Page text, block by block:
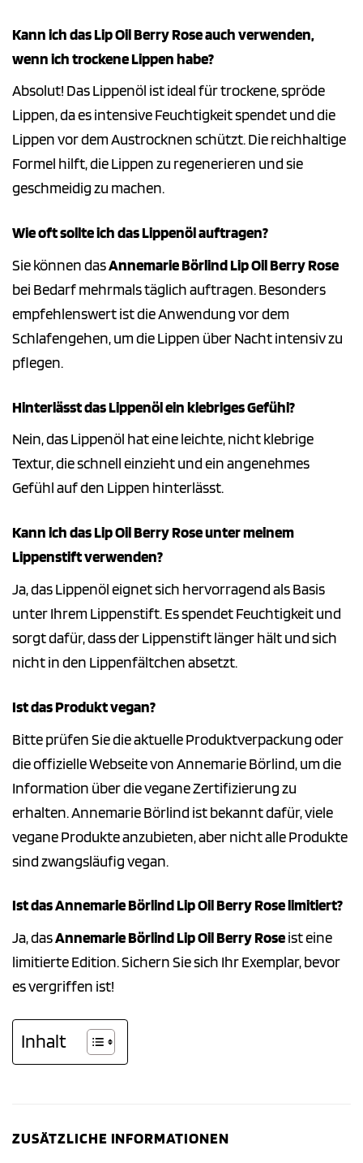
Kann ich das Lip Oil Berry Rose auch verwenden,
wenn ich trockene Lippen habe?
Absolut! Das Lippenöl ist ideal für trockene, spröde
Lippen, da es intensive Feuchtigkeit spendet und die
Lippen vor dem Austrocknen schützt. Die reichhaltige
Formel hilft, die Lippen zu regenerieren und sie
geschmeidig zu machen.
Wie oft sollte ich das Lippenöl auftragen?
Sie können dasAnnemarie Börlind Lip Oil Berry Rose
bei Bedarf mehrmals täglich auftragen. Besonders
empfehlenswert ist die Anwendung vor dem
Schlafengehen, um die Lippen über Nacht intensiv zu
pflegen.
Hinterlässt das Lippenöl ein klebriges Gefühl?
Nein, das Lippenöl hat eine leichte, nicht klebrige
Textur, die schnell einzieht und ein angenehmes
Gefühl auf den Lippen hinterlässt.
Kann ich das Lip Oil Berry Rose unter meinem
Lippenstift verwenden?
Ja, das Lippenöl eignet sich hervorragend als Basis
unter Ihrem Lippenstift. Es spendet Feuchtigkeit und
sorgt dafür, dass der Lippenstift länger hält und sich
nicht in den Lippenfältchen absetzt.
Ist das Produkt vegan?
Bitte prüfen Sie die aktuelle Produktverpackung oder
die offizielle Webseite von Annemarie Börlind, um die
Information über die vegane Zertifizierung zu
erhalten. Annemarie Börlind ist bekannt dafür, viele
vegane Produkte anzubieten, aber nicht alle Produkte
sind zwangsläufig vegan.
Ist das Annemarie Börlind Lip Oil Berry Rose limitiert?
Ja, dasAnnemarie Börlind Lip Oil Berry Roseist eine
limitierte Edition. Sichern Sie sich Ihr Exemplar, bevor
es vergriffen ist!
Inhalt
ZUSÄTZLICHE INFORMATIONEN